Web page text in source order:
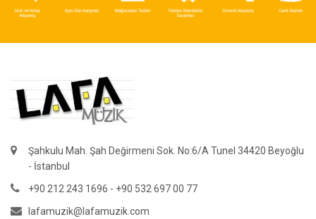
Şahkulu Mah. Şah Değirmeni Sok. No:6/A Tunel 34420 Beyoğlu
- İstanbul
+90 212 243 1696 - +90 532 697 00 77
lafamuzik@lafamuzik.com